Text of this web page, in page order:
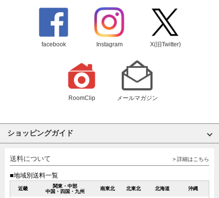
facebook Instagram X(旧Twitter)
RoomClip メールマガジン
ショッピングガイド
送料について > 詳細はこちら
■地域別送料一覧
近畿
関東・中部
中国・四国・九州
南東北 北東北 北海道 沖縄